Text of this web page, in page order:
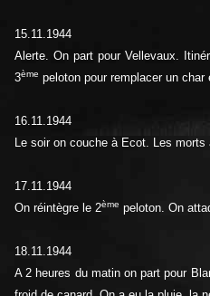
15.11.1944
Alerte. On part pour Vellevaux.
3ème peloton pour remplacer un
16.11.1944
Le soir on couche à Ecot. Les
17.11.1944
On réintègre le 2ème peloton. On
18.11.1944
A 2 heures du matin on part pour